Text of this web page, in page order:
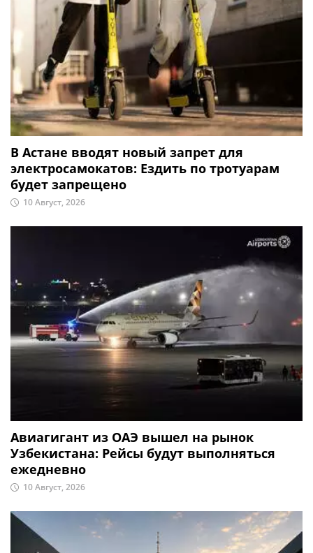
В Астане вводят новый запрет для
электросамокатов: Ездить по тротуарам
будет запрещено
10 Август, 2026
Авиагигант из ОАЭ вышел на рынок
Узбекистана: Рейсы будут выполняться
ежедневно
10 Август, 2026